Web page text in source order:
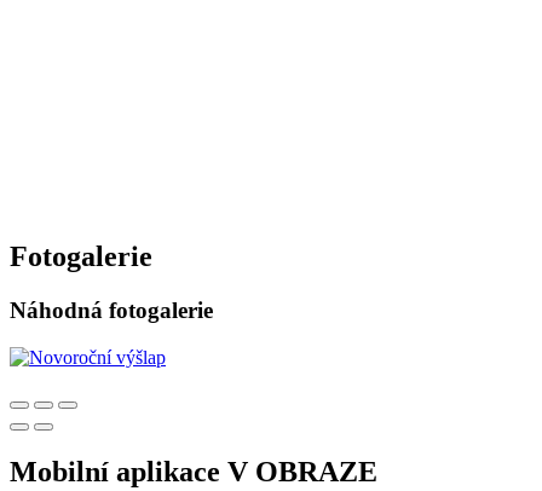
Fotogalerie
Náhodná fotogalerie
Mobilní aplikace V OBRAZE